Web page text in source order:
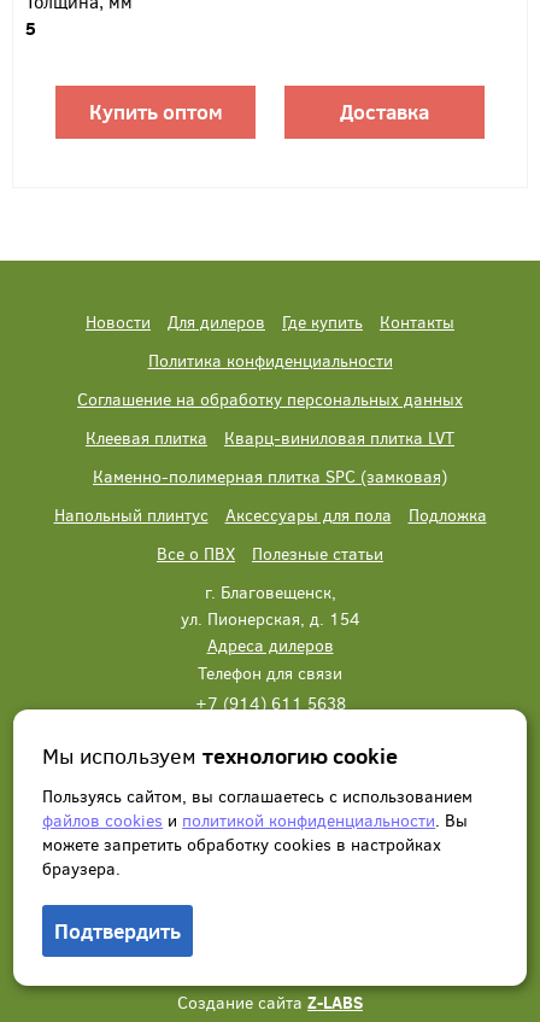
5
Купить оптом Доставка
Новости Для дилеров Где купить
Контакты
Политика конфиденциальности
Соглашение на обработку персональных данных
Клеевая плитка
Кварц-виниловая плитка LVT
Каменно-полимерная плитка SPC (замковая)
Напольный плинтус
Аксессуары для пола
Подложка
Все о ПВХ
Полезные статьи
г. Благовещенск,
ул. Пионерская, д. 154
Адреса дилеров
Телефон для связи
+7 (914) 611 5638
Написать нам Заказать звонок
Создание сайта Z-LABS
Мы используемтехнологию cookie
Пользуясь сайтом, вы соглашаетесь с использованием
файлов cookies и политикой конфиденциальности. Вы
можете запретить обработку сookies в настройках
браузера.
Подтвердить